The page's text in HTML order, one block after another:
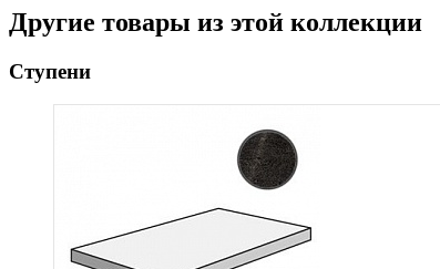
Другие товары из этой коллекции
Ступени